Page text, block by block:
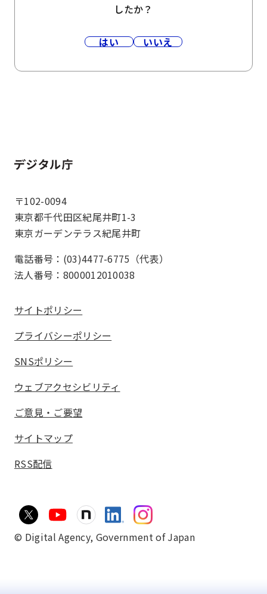
したか？
はい いいえ
ホーム
〒102-0094
東京都千代田区紀尾井町1-3
東京ガーデンテラス紀尾井町
電話番号：(03)4477-6775（代表）
法人番号：8000012010038
サイトポリシー
プライバシーポリシー
SNSポリシー
ウェブアクセシビリティ
ご意見・ご要望
サイトマップ
RSS配信
© Digital Agency, Government of Japan